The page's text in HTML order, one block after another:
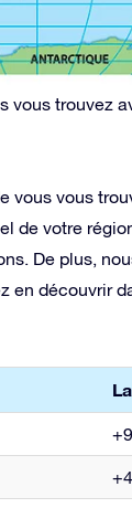
vous trouvez
vous vous
de votre
De plus,
en découvrir